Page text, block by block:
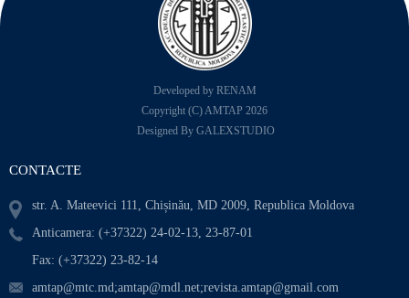
Developed by RENAM
Copyright (C) AMTAP 2026
Designed By GALEXSTUDIO
CONTACTE
str. A. Mateevici 111, Chișinău, MD 2009, Republica Moldova
Anticamera: (+37322) 24-02-13, 23-87-01
Fax: (+37322) 23-82-14
amtap@mtc.md;amtap@mdl.net;revista.amtap@gmail.com